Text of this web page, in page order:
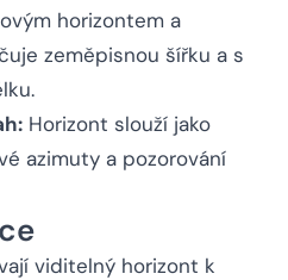
horizontem a
zeměpisnou šířku a s
Horizont slouží jako
azimuty a pozorování
viditelný horizont k